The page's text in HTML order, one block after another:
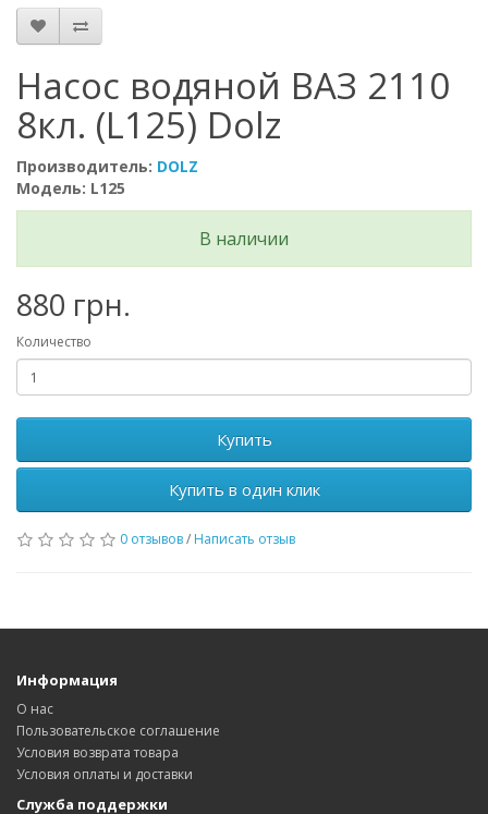
Насос водяной ВАЗ 2110
8кл. (L125) Dolz
Производитель: DOLZ
Модель: L125
В наличии
880 грн.
Количество
Купить
Купить в один клик
0 отзывов/ Написать отзыв
Информация
О нас
Пользовательское соглашение
Условия возврата товара
Условия оплаты и доставки
Служба поддержки